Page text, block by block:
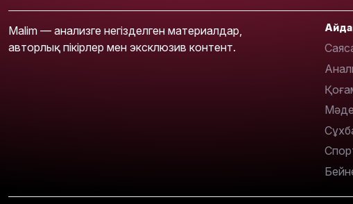
Malim — анализге негізделген материалдар,
авторлық пікірлер мен эксклюзив контент.